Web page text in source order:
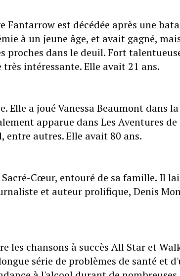
est décédée après une
à un jeune âge, et avait gagné,
proches dans le deuil. Fort
intéressante. Elle avait 21 ans.
Elle a joué Vanessa Beaumont dans la
apparue dans Les Aventures de
entre autres. Elle avait 80 ans.
Cœur, entouré de sa famille. Il
et auteur prolifique, Denis
les chansons à succès All Star et
série de problèmes de santé et